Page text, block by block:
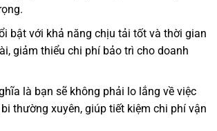
bật với khả năng chịu tải tốt và thời gian
giảm thiểu chi phí bảo trì cho doanh
là bạn sẽ không phải lo lắng về việc
thường xuyên, giúp tiết kiệm chi phí vận